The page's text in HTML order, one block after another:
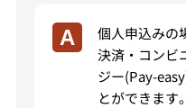
個人申込みの
決済・コンビ
ジー(Pay-
とができます。